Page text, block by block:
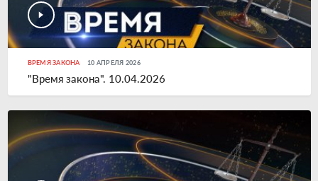
ВРЕМЯ ЗАКОНА 10 АПРЕЛЯ 2026
"Время закона". 10.04.2026